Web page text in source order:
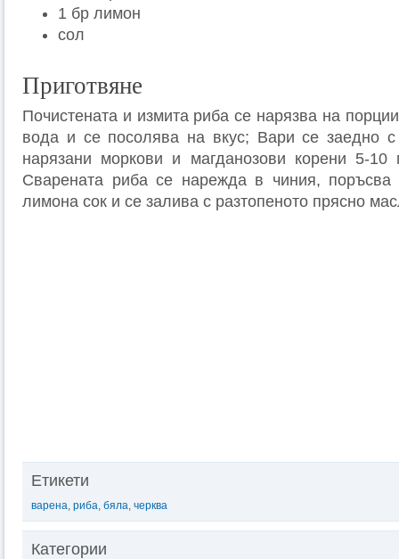
1 бр лимон
сол
Приготвяне
Почистената и измита риба се нарязва на
вода и се посолява на вкус; Вари се заедно с
нарязани моркови и магданозови корени 5-10
Сварената риба се нарежда в чиния, поръсва
лимона сок и се залива с разтопеното прясно
Етикети
варена, риба, бяла, черква
Категории